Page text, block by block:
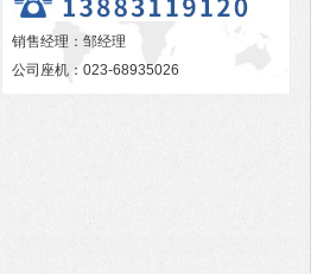
销售经理：邹经理
公司座机：023-68935026